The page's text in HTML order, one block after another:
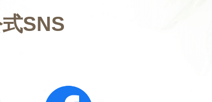
SNS